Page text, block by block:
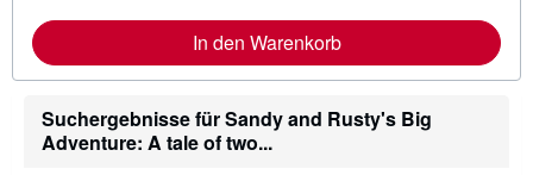
e
r
e
o
In den Warenkorb
Suchergebnisse für Sandy and Rusty's Big
Adventure: A tale of two...